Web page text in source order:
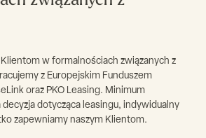
w formalnościach związanych z
z Europejskim Funduszem
oraz PKO Leasing. Minimum
dotycząca leasingu, indywidualny
zapewniamy naszym Klientom.